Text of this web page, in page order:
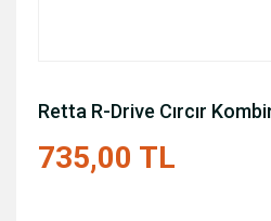
Retta R-Drive Cırcır
735,00 TL